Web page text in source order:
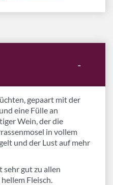
-
gepaart mit der
eine Fülle an
Wein, der die
in vollem
und der Lust auf mehr
sehr gut zu allen
Fleisch.